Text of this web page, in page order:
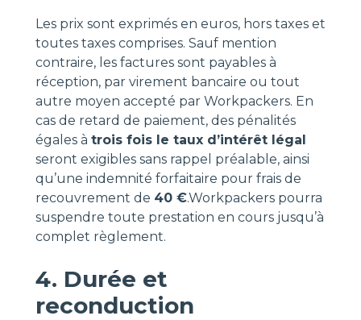
Les prix sont exprimés en euros, hors taxes et
toutes taxes comprises. Sauf mention
contraire, les factures sont payables à
réception, par virement bancaire ou tout
autre moyen accepté par Workpackers. En
cas de retard de paiement, des pénalités
égales à trois fois le taux d’intérêt légal
seront exigibles sans rappel préalable, ainsi
qu’une indemnité forfaitaire pour frais de
recouvrement de 40 €.Workpackers pourra
suspendre toute prestation en cours jusqu’à
complet règlement.
4. Durée et
reconduction